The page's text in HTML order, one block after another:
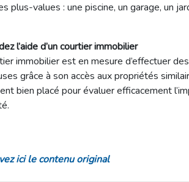
plus-values : une piscine, un garage, un
l’aide d’un courtier immobilier
immobilier est en mesure d’effectuer
grâce à son accès aux propriétés
bien placé pour évaluer efficacement
ici le contenu original